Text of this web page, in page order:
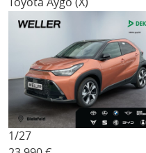
Toyota Aygo (X)
1/27